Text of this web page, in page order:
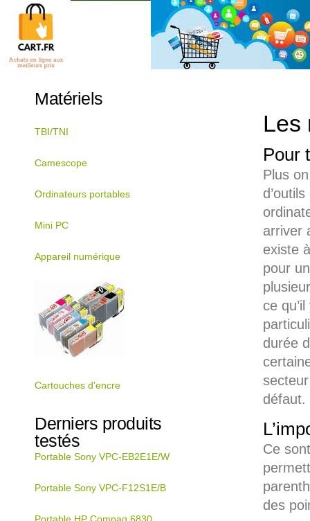
Les
Pour
Plus
arriver
existe
pour
ce
durée
défaut.
Ce
des
Matériels
TBI/TNI
Camescope
Ordinateurs portables
Mini PC
Appareil numérique
Cartouches d'encre
Derniers produits
testés
Portable Sony VPC-EB2E1E/W
Portable Sony VPC-F12S1E/B